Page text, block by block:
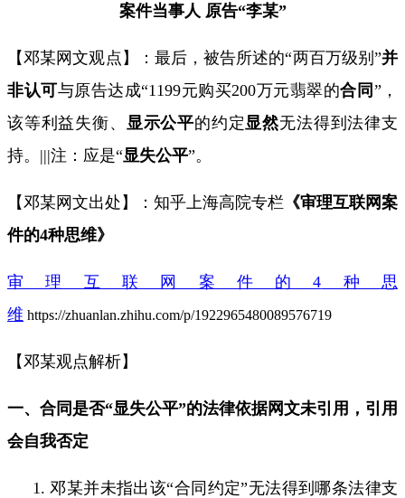
案件当事人 原告“李某”
【邓某网文观点】：最后，被告所述的“两百万级别”并
非认可与原告达成“1199元购买200万元翡翠的合同 ”，
该等利益失衡、
显示公平的约定 显然无法得到法律支
持。 |||注：应是“显失公平”。
【邓某网文出处】：知乎上海高院专栏 《审理互联网案
件的4种思维》
审理互联网案件的4 种思
维 https://zhuanlan.zhihu.com/p/1922965480089576719
【邓某观点解析】
一、合同是否“显失公平”的法律依据网文未引用，引用
会自我否定
1.邓某并未指出该“合同约定”无法得到哪条法律支